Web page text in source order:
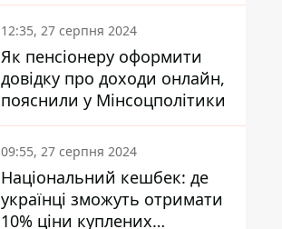
через портал Дія
12:35, 27 серпня 2024
Як пенсіонеру оформити
довідку про доходи онлайн,
пояснили у Мінсоцполітики
09:55, 27 серпня 2024
Національний кешбек: де
українці зможуть отримати
10% ціни куплених